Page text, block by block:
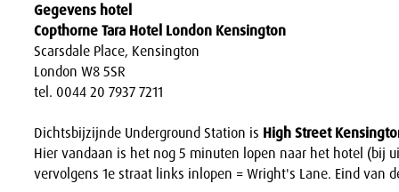
Gegevens hotel
Copthorne Tara Hotel London Kensington
Scarsdale Place, Kensington
London W8 5SR
tel. 0044 20 7937 7211
Dichtsbijzijnde Underground Station is High Street
Hier vandaan is het nog 5 minuten lopen naar het hotel (bij
vervolgens 1e straat links inlopen = Wright's Lane. Eind van